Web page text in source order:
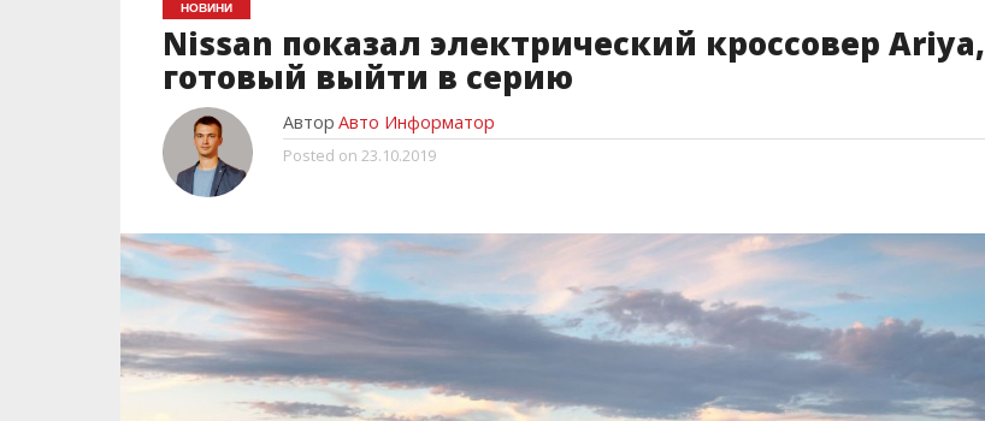
НОВИНИ
Nissan показал электрический кроссовер Ariya,
готовый выйти в серию
Автор Авто Информатор
Posted on 23.10.2019